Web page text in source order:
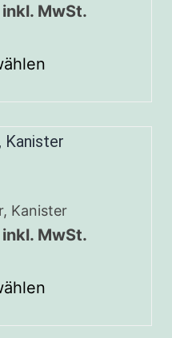
inkl. MwSt.
Kanister
inkl. MwSt.